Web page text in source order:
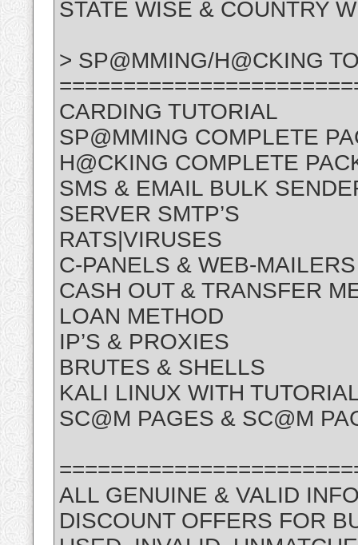
STATE WISE & COUNTRY
> SP@MMING/H@CKING
CARDING TUTORIAL
SP@MMING COMPLETE
H@CKING COMPLETE
SMS & EMAIL BULK
SERVER SMTP’S
RATS|VIRUSES
C-PANELS & WEB-MAILERS
CASH OUT & TRANSFER
LOAN METHOD
IP’S & PROXIES
BRUTES & SHELLS
KALI LINUX WITH
SC@M PAGES & SC@M
ALL GENUINE & VALID
DISCOUNT OFFERS FOR